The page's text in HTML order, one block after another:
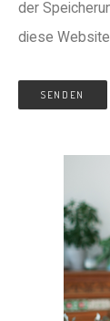
der
diese